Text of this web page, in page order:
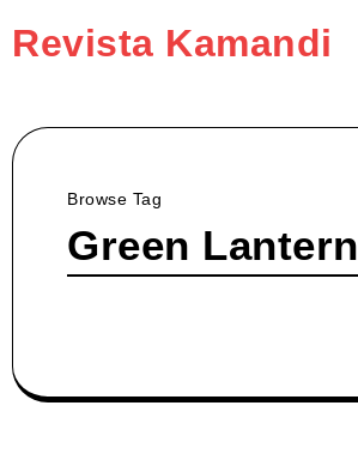
Revista Kamandi
Browse Tag
Green Lantern